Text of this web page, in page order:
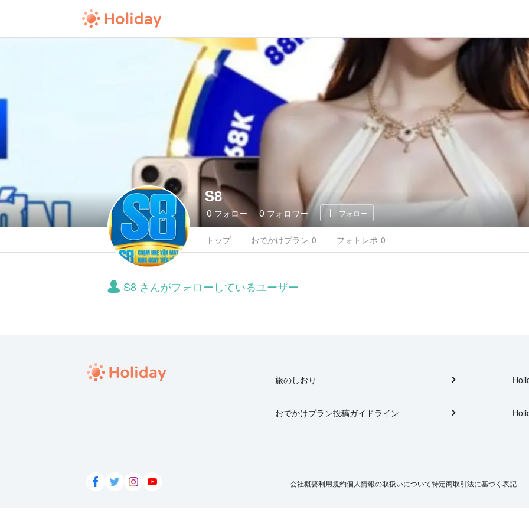
S8
0 フォロー 0 フォロワー フォロー
トップ おでかけプラン 0 フォトレポ 0
S8 さんがフォローしているユーザー
旅のしおり
おでかけプラン投稿ガイドライン
会社概要利用規約個人情報の取扱いについて特定商取引法に基づく表記